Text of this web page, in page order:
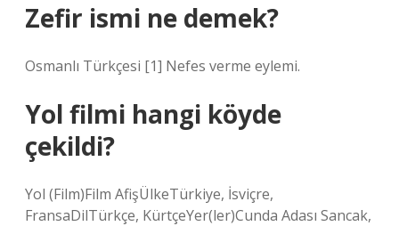
Zefir ismi ne demek?
Osmanlı Türkçesi [1] Nefes verme eylemi.
Yol filmi hangi köyde
çekildi?
Yol (Film)Film AfişÜlkeTürkiye, İsviçre,
FransaDilTürkçe, KürtçeYer(ler)Cunda Adası Sancak,